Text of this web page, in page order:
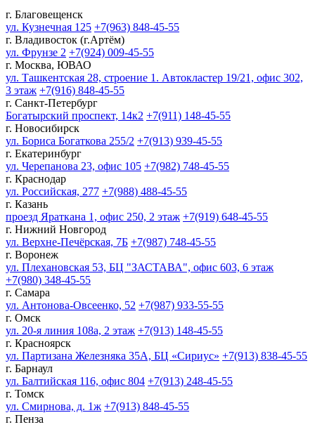
г. Благовещенск
ул. Кузнечная 125 +7(963) 848-45-55
г. Владивосток (г.Артём)
ул. Фрунзе 2 +7(924) 009-45-55
г. Москва, ЮВАО
ул. Ташкентская 28, строение 1. Автокластер 19/21, офис 302,
3 этаж +7(916) 848-45-55
г. Санкт-Петербург
Богатырский проспект, 14к2 +7(911) 148-45-55
г. Новосибирск
ул. Бориса Богаткова 255/2 +7(913) 939-45-55
г. Екатеринбург
ул. Черепанова 23, офис 105 +7(982) 748-45-55
г. Краснодар
ул. Российская, 277 +7(988) 488-45-55
г. Казань
проезд Яраткана 1, офис 250, 2 этаж +7(919) 648-45-55
г. Нижний Новгород
ул. Верхне-Печёрская, 7Б +7(987) 748-45-55
г. Воронеж
ул. Плехановская 53, БЦ "ЗАСТАВА", офис 603, 6 этаж
+7(980) 348-45-55
г. Самара
ул. Антонова-Овсеенко, 52 +7(987) 933-55-55
г. Омск
ул. 20-я линия 108а, 2 этаж +7(913) 148-45-55
г. Красноярск
ул. Партизана Железняка 35А, БЦ «Сириус» +7(913) 838-45-55
г. Барнаул
ул. Балтийская 116, офис 804 +7(913) 248-45-55
г. Томск
ул. Смирнова, д. 1ж +7(913) 848-45-55
г. Пенза